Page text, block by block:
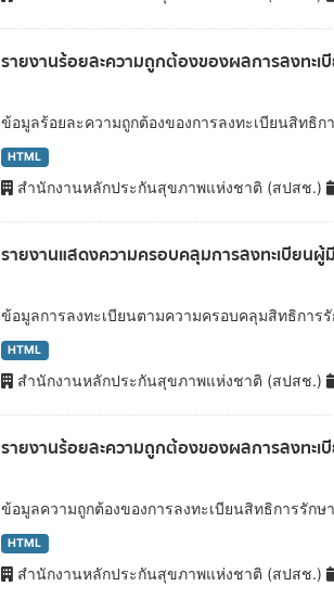
รายงานร้อยละความถูกต้องของผลการลงทะเ
ข้อมูลร้อยละความถูกต้องของการลงทะเบียนสิทธิ
HTML
สำนักงานหลักประกันสุขภาพแห่งชาติ (สปสช.)
รายงานแสดงความครอบคลุมการลงทะเบียนผู้
ข้อมูลการลงทะเบียนตามความครอบคลุมสิทธิกา
HTML
สำนักงานหลักประกันสุขภาพแห่งชาติ (สปสช.)
รายงานร้อยละความถูกต้องของผลการลงทะเ
ข้อมูลความถูกต้องของการลงทะเบียนสิทธิการรัก
HTML
สำนักงานหลักประกันสุขภาพแห่งชาติ (สปสช.)